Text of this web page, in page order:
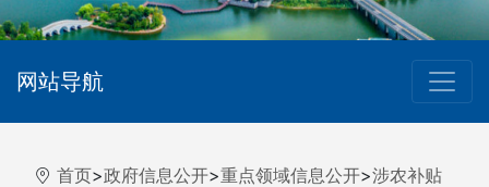
网站导航
首页>政府信息公开>重点领域信息公开>涉农补贴